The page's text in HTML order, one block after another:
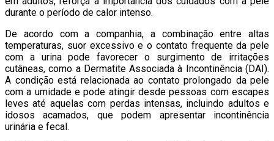
durante o período de calor intenso.
De acordo com a companhia, a combinação entre altas
temperaturas, suor excessivo e o contato frequente da pele
com a urina pode favorecer o surgimento de irritações
cutâneas, como a Dermatite Associada à Incontinência (DAI).
A condição está relacionada ao contato prolongado da pele
com a umidade e pode atingir desde pessoas com escapes
leves até aquelas com perdas intensas, incluindo adultos e
idosos acamados, que podem apresentar incontinência
urinária e fecal.